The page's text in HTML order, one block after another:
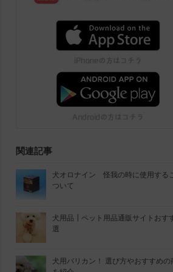
関連記事
犬オロナイン 怪我の時に使用する
ついて
犬用品┃ペット用品通販サイトおす
選
犬用バリカン！ 選び方やおすすめの